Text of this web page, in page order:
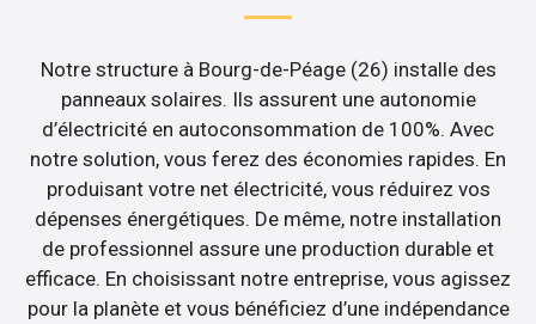
Notre structure à Bourg-de-Péage (26) installe des
panneaux solaires. Ils assurent une autonomie
d’électricité en autoconsommation de 100%. Avec
notre solution, vous ferez des économies rapides. En
produisant votre net électricité, vous réduirez vos
dépenses énergétiques. De même, notre installation
de professionnel assure une production durable et
efficace. En choisissant notre entreprise, vous agissez
pour la planète et vous bénéficiez d’une indépendance